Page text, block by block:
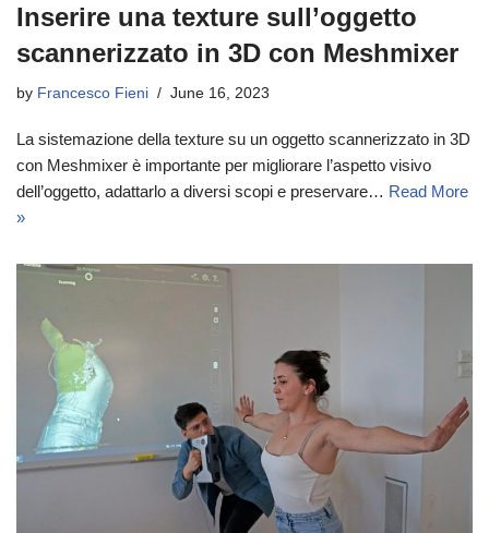
Inserire una texture sull’oggetto
scannerizzato in 3D con Meshmixer
by Francesco Fieni June 16, 2023
La sistemazione della texture su un oggetto scannerizzato in 3D
con Meshmixer è importante per migliorare l’aspetto visivo
dell’oggetto, adattarlo a diversi scopi e preservare… Read More
»